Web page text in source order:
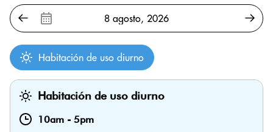
Habitación de uso diurno
Habitación de uso diurno
10am - 5pm